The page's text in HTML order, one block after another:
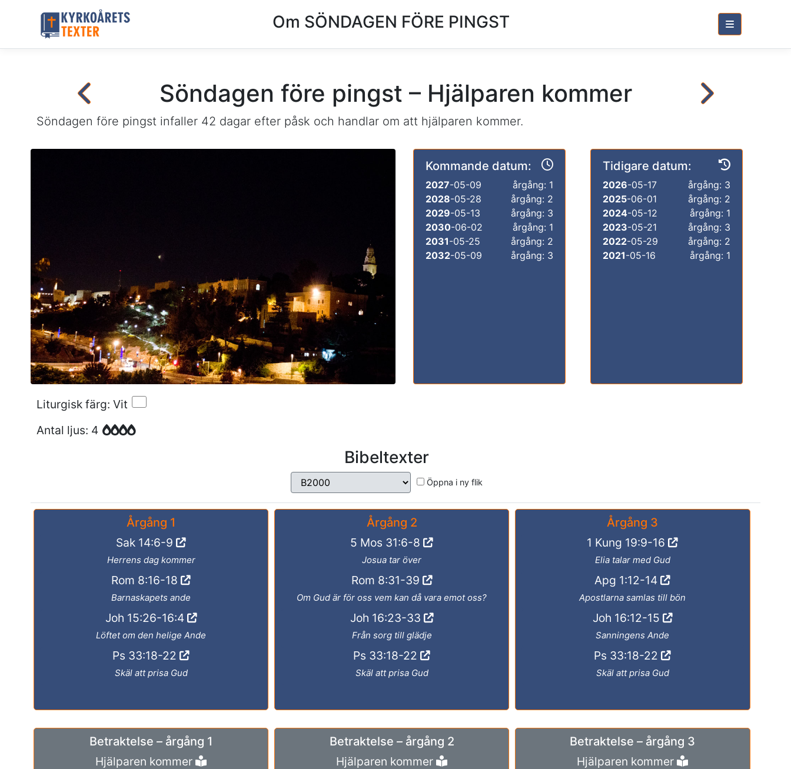
Om SÖNDAGEN FÖRE PINGST
Söndagen före pingst – Hjälparen kommer
Söndagen före pingst infaller 42 dagar efter påsk och handlar om att hjälparen kommer.
Kommande datum:
2027-05-09
årgång: 1
2028-05-28
årgång: 2
2029-05-13
årgång: 3
2030-06-02
årgång: 1
2031-05-25
årgång: 2
2032-05-09 årgång: 3
Tidigare datum:
2026-05-17
årgång: 3
2025-06-01
årgång: 2
2024-05-12
årgång: 1
2023-05-21
årgång: 3
2022-05-29
årgång: 2
2021-05-16 årgång: 1
Liturgisk färg: Vit
Antal ljus: 4
Bibeltexter
Öppna i ny flik
Årgång 1
Sak 14:6-9
Herrens dag kommer
Rom 8:16-18
Barnaskapets ande
Joh 15:26-16:4
Löftet om den helige Ande
Ps 33:18-22
Skäl att prisa Gud
Årgång 2
5 Mos 31:6-8
Josua tar över
Rom 8:31-39
Om Gud är för oss vem kan då vara emot oss?
Joh 16:23-33
Från sorg till glädje
Ps 33:18-22
Skäl att prisa Gud
Årgång 3
1 Kung 19:9-16
Elia talar med Gud
Apg 1:12-14
Apostlarna samlas till bön
Joh 16:12-15
Sanningens Ande
Ps 33:18-22
Skäl att prisa Gud
Betraktelse – årgång 1
Hjälparen kommer
Betraktelse – årgång 2
Hjälparen kommer
Betraktelse – årgång 3
Hjälparen kommer